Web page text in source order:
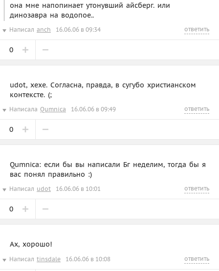
она мне напопинает утонувший айсберг. или
динозавра на водопое..
Написал anch 16.06.06 в 09:34 ответить
0
udot, хехе. Согласна, правда, в сугубо христианском
контексте. (;
Написала Qumnica 16.06.06 в 09:49 ответить
0
Qumnica: если бы вы написали Бг неделим, тогда бы я
вас понял правильно :)
Написал udot 16.06.06 в 10:01 ответить
0
Ах, хорошо!
Написал tinsdale 16.06.06 в 10:08 ответить